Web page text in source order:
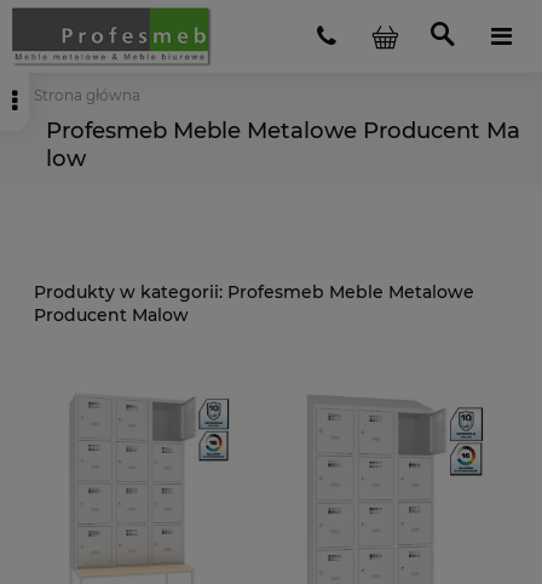
Strona główna
Profesmeb Meble Metalowe Producent Ma
low
Profesmeb Meble Metalowe
Producent Malow